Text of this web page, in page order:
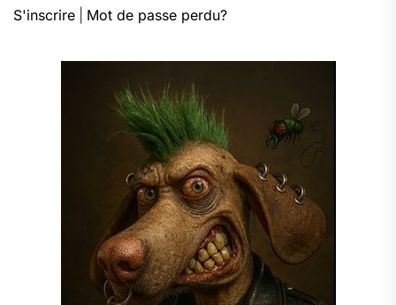
S'inscrire Mot de passe perdu?